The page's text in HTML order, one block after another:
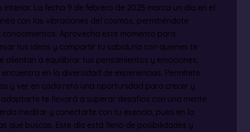
La fecha 9 de febrero de 2025 marca un día en el
con las vibraciones del cosmos, permitiéndote
Aprovecha este momento para
tus ideas y compartir tu sabiduría con quienes te
alientan a equilibrar tus pensamientos y emociones,
en la diversidad de experiencias. Permítete
y ver en cada reto una oportunidad para crecer y
te llevará a superar desafíos con una mente
meditar y conectarte con tu esencia, pues en la
que buscas. Este día está lleno de posibilidades y